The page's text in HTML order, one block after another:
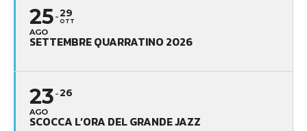
25
AGO
29
OTT
SETTEMBRE QUARRATINO 2026
23
AGO
26
SCOCCA L’ORA DEL GRANDE JAZZ